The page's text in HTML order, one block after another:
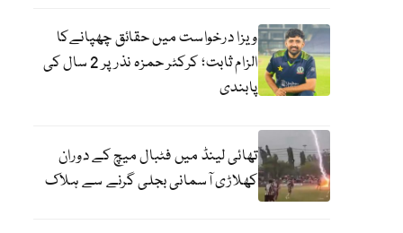
ویزا درخواست میں حقائق چھپانےکا
الزام ثابت؛ کرکٹر حمزہ نذر پر 2 سال کی
پابندی
تھائی لینڈ میں فٹبال میچ کے دوران
کھلاڑی آسمانی بجلی گرنے سے ہلاک